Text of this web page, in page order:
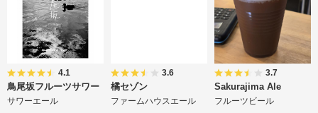
4.1
鳥尾坂フルーツサワー
サワーエール
3.6
橘セゾン
ファームハウスエール
3.7
Sakurajima Ale
フルーツビール